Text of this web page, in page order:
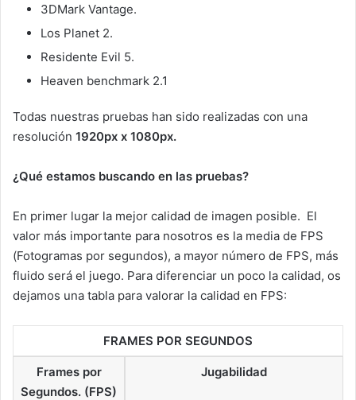
3DMark Vantage.
Los Planet 2.
Residente Evil 5.
Heaven benchmark 2.1
Todas nuestras pruebas han sido realizadas con una
resolución 1920px x 1080px.
¿Qué estamos buscando en las pruebas?
En primer lugar la mejor calidad de imagen posible. El
valor más importante para nosotros es la media de FPS
(Fotogramas por segundos), a mayor número de FPS, más
fluido será el juego. Para diferenciar un poco la calidad, os
dejamos una tabla para valorar la calidad en FPS:
FRAMES POR SEGUNDOS
Frames por
Segundos. (FPS)
Jugabilidad